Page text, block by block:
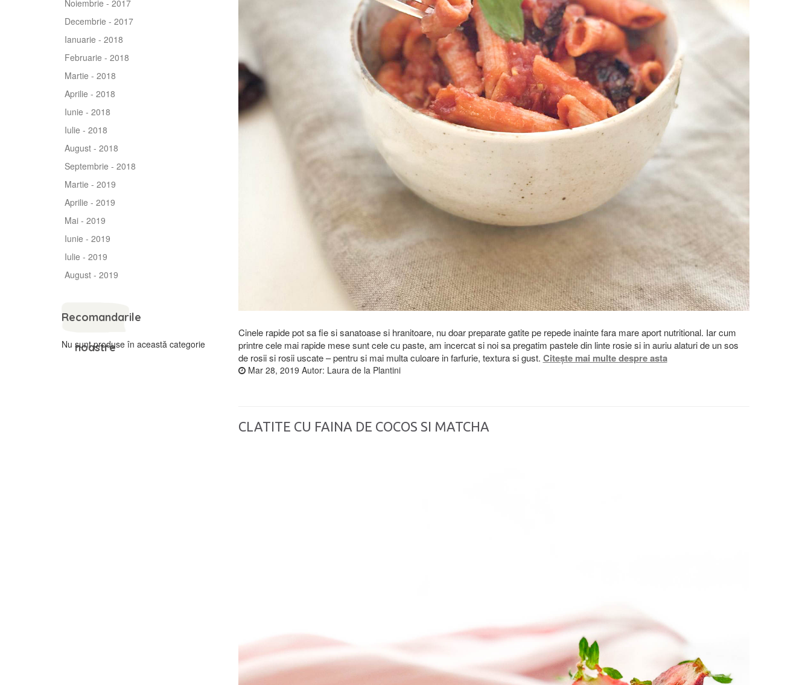
Cinele rapide pot sa fie si sanatoase si hranitoare, nu doar preparate gatite pe repede inainte fara mare aport nutritional. Iar cum
printre cele mai rapide mese sunt cele cu paste, am incercat si noi sa pregatim pastele din linte rosie si in auriu alaturi de un sos
de rosii si rosii uscate – pentru si mai multa culoare in farfurie, textura si gust. Citește mai multe despre asta
Mar 28, 2019 Autor: Laura de la Plantini
CLATITE CU FAINA DE COCOS SI MATCHA
Noiembrie - 2017
Decembrie - 2017
Ianuarie - 2018
Februarie - 2018
Martie - 2018
Aprilie - 2018
Iunie - 2018
Iulie - 2018
August - 2018
Septembrie - 2018
Martie - 2019
Aprilie - 2019
Mai - 2019
Iunie - 2019
Iulie - 2019
August - 2019
Recomandarile
noastre
Nu sunt produse în această categorie